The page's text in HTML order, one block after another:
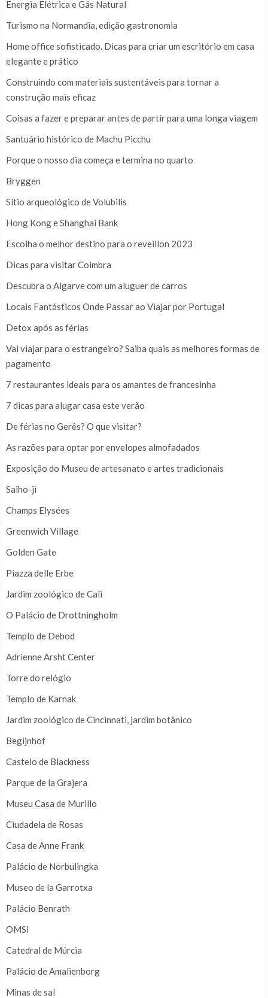
Energia Elétrica e Gás Natural
Turismo na Normandia, edição gastronomia
Home office sofisticado. Dicas para criar um escritório em casa
elegante e prático
Construindo com materiais sustentáveis para tornar a
construção mais eficaz
Coisas a fazer e preparar antes de partir para uma longa viagem
Santuário histórico de Machu Picchu
Porque o nosso dia começa e termina no quarto
Bryggen
Sítio arqueológico de Volubilis
Hong Kong e Shanghai Bank
Escolha o melhor destino para o reveillon 2023
Dicas para visitar Coimbra
Descubra o Algarve com um aluguer de carros
Locais Fantásticos Onde Passar ao Viajar por Portugal
Detox após as férias
Vai viajar para o estrangeiro? Saiba quais as melhores formas de
pagamento
7 restaurantes ideais para os amantes de francesinha
7 dicas para alugar casa este verão
De férias no Gerês? O que visitar?
As razões para optar por envelopes almofadados
Exposição do Museu de artesanato e artes tradicionais
Saiho-ji
Champs Elysées
Greenwich Village
Golden Gate
Piazza delle Erbe
Jardim zoológico de Cali
O Palácio de Drottningholm
Templo de Debod
Adrienne Arsht Center
Torre do relógio
Templo de Karnak
Jardim zoológico de Cincinnati, jardim botânico
Begijnhof
Castelo de Blackness
Parque de la Grajera
Museu Casa de Murillo
Ciudadela de Rosas
Casa de Anne Frank
Palácio de Norbulingka
Museo de la Garrotxa
Palácio Benrath
OMSI
Catedral de Múrcia
Palácio de Amalienborg
Minas de sal